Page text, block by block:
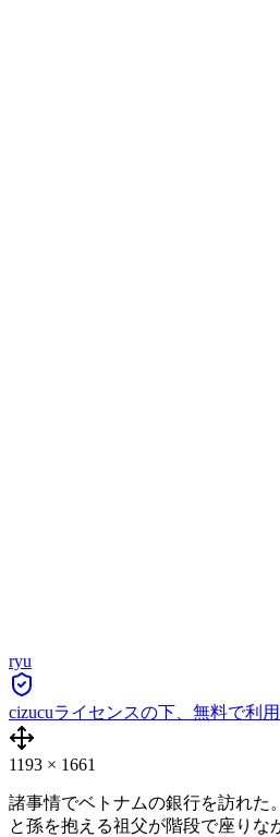
ryu
cizucuライセンスの下、無料で利
1193 × 1661
諸事情でベトナムの銀行を訪れた
と孫を抱える祖父が階段で座りな